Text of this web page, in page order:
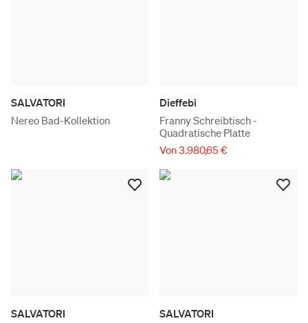
SALVATORI
Nereo Bad-Kollektion
Dieffebi
Franny Schreibtisch -
Quadratische Platte
Von 3.980,65 €
SALVATORI
SALVATORI